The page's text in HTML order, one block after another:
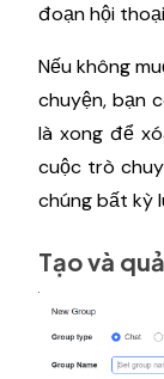
đoạn hội
Nếu không
chuyện, bạn
là xong để
cuộc trò
chúng bất kỳ
Tạo và